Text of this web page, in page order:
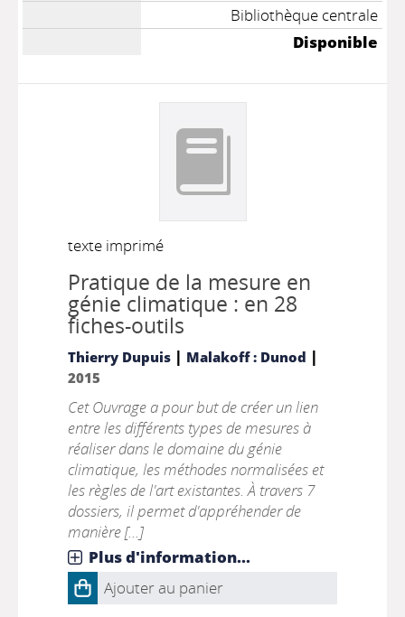
Bibliothèque centrale
Disponible
texte imprimé
Pratique de la mesure en
génie climatique : en 28
fiches-outils
Thierry Dupuis | Malakoff : Dunod |
2015
Cet Ouvrage a pour but de créer un lien
entre les différents types de mesures à
réaliser dans le domaine du génie
climatique, les méthodes normalisées et
les règles de l'art existantes. À travers 7
dossiers, il permet d'appréhender de
manière [...]
Plus d'information...
Ajouter au panier